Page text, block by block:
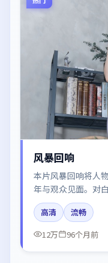
风暴回响
本片风暴回响将人
年与观众见面。对
王景春、刘亦菲的
都市与冷色调摄影。
高清
流畅
12万
96个月前